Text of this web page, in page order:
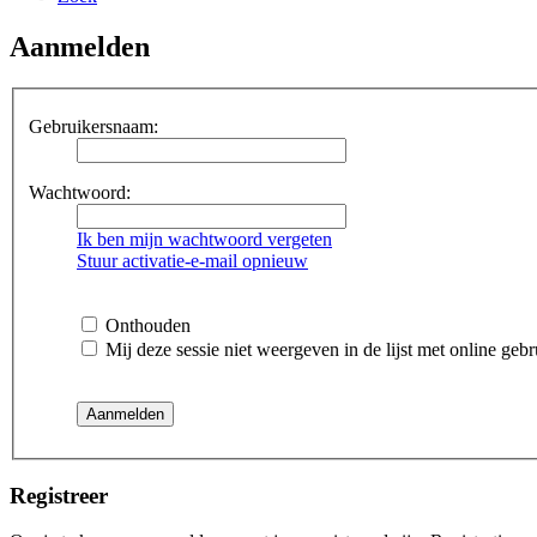
Aanmelden
Gebruikersnaam:
Wachtwoord:
Ik ben mijn wachtwoord vergeten
Stuur activatie-e-mail opnieuw
Onthouden
Mij deze sessie niet weergeven in de lijst met online
Registreer